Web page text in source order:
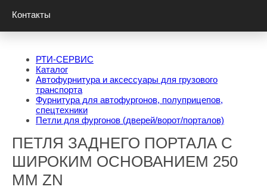
Контакты
РТИ-СЕРВИС
Каталог
Автофурнитура и аксессуары для грузового
транспорта
Фурнитура для автофургонов, полуприцепов,
спецтехники
Петли для фургонов (дверей/ворот/порталов)
ПЕТЛЯ ЗАДНЕГО ПОРТАЛА С
ШИРОКИМ ОСНОВАНИЕМ 250
ММ ZN